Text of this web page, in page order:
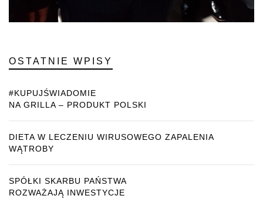
OSTATNIE WPISY
#KUPUJŚWIADOMIE
NA GRILLA – PRODUKT POLSKI
DIETA W LECZENIU WIRUSOWEGO ZAPALENIA
WĄTROBY
SPÓŁKI SKARBU PAŃSTWA
ROZWAŻAJĄ INWESTYCJE